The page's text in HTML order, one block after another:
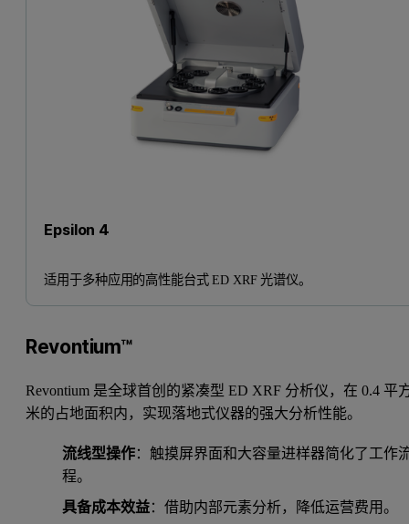
Epsilon 4
适用于多种应用的高性能台式 ED XRF 光谱仪。
Revontium™
Revontium 是全球首创的紧凑型 ED XRF 分析仪，在 0.4 平
米的占地面积内，实现落地式仪器的强大分析性能。
流线型操作：触摸屏界面和大容量进样器简化了工作
程。
具备成本效益：借助内部元素分析，降低运营费用。